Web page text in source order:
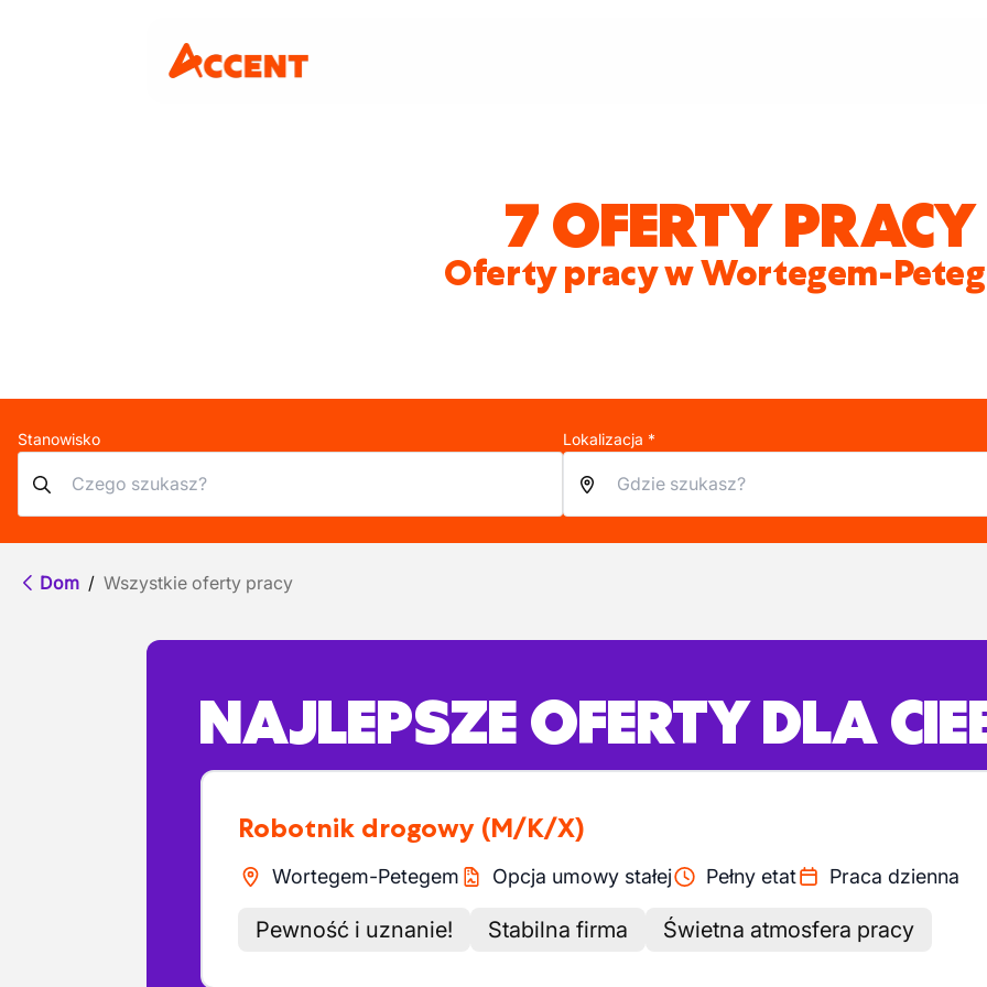
7 OFERTY PRACY
Oferty pracy w Wortegem-
Stanowisko Lokalizacja *
Dom / Wszystkie oferty pracy
NAJLEPSZE OFERTY DLA
Robotnik drogowy (M/K/X)
Wortegem-Petegem Opcja umowy stałej Pełny etat Praca dzienna
Pewność i uznanie! Stabilna firma Świetna atmosfera pracy